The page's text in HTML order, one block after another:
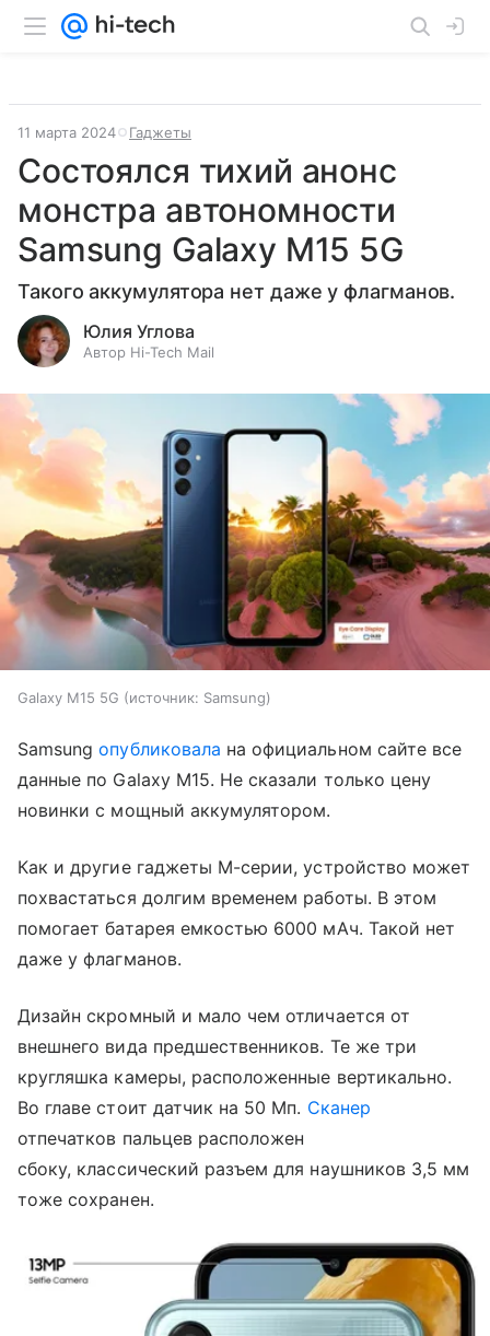
11 марта 2024 Гаджеты
Состоялся тихий анонс
монстра автономности
Samsung Galaxy M15 5G
Такого аккумулятора нет даже у флагманов.
Юлия Углова
Автор Hi-Tech Mail
Galaxy M15 5G источник: Samsung
Samsungопубликовала на официальном сайте все
данные по Galaxy M15. Не сказали только цену
новинки с мощный аккумулятором.
Как и другие гаджеты M-серии, устройство может
похвастаться долгим временем работы. В этом
помогает батарея емкостью 6000 мАч. Такой нет
даже у флагманов.
Дизайн скромный и мало чем отличается от
внешнего вида предшественников. Те же три
кругляшка камеры, расположенные вертикально.
Во главе стоит датчик на 50 Мп. Сканер
отпечатков пальцев расположен
сбоку, классический разъем для наушников 3,5 мм
тоже сохранен.